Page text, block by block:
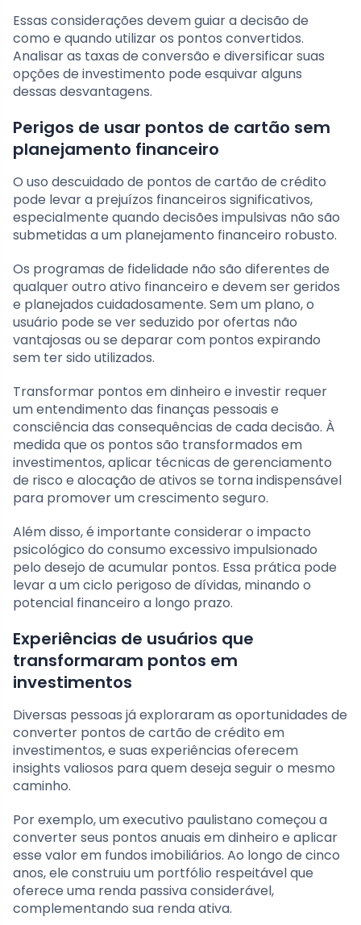
Essas considerações devem guiar a decisão de
como e quando utilizar os pontos convertidos.
Analisar as taxas de conversão e diversificar suas
opções de investimento pode esquivar alguns
dessas desvantagens.
Perigos de usar pontos de cartão sem
planejamento financeiro
O uso descuidado de pontos de cartão de crédito
pode levar a prejuízos financeiros significativos,
especialmente quando decisões impulsivas não são
submetidas a um planejamento financeiro robusto.
Os programas de fidelidade não são diferentes de
qualquer outro ativo financeiro e devem ser geridos
e planejados cuidadosamente. Sem um plano, o
usuário pode se ver seduzido por ofertas não
vantajosas ou se deparar com pontos expirando
sem ter sido utilizados.
Transformar pontos em dinheiro e investir requer
um entendimento das finanças pessoais e
consciência das consequências de cada decisão. À
medida que os pontos são transformados em
investimentos, aplicar técnicas de gerenciamento
de risco e alocação de ativos se torna indispensável
para promover um crescimento seguro.
Além disso, é importante considerar o impacto
psicológico do consumo excessivo impulsionado
pelo desejo de acumular pontos. Essa prática pode
levar a um ciclo perigoso de dívidas, minando o
potencial financeiro a longo prazo.
Experiências de usuários que
transformaram pontos em
investimentos
Diversas pessoas já exploraram as oportunidades de
converter pontos de cartão de crédito em
investimentos, e suas experiências oferecem
insights valiosos para quem deseja seguir o mesmo
caminho.
Por exemplo, um executivo paulistano começou a
converter seus pontos anuais em dinheiro e aplicar
esse valor em fundos imobiliários. Ao longo de cinco
anos, ele construiu um portfólio respeitável que
oferece uma renda passiva considerável,
complementando sua renda ativa.